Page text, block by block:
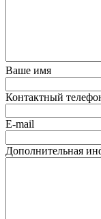
Ваше имя
Контактный
E-mail
Дополнительная